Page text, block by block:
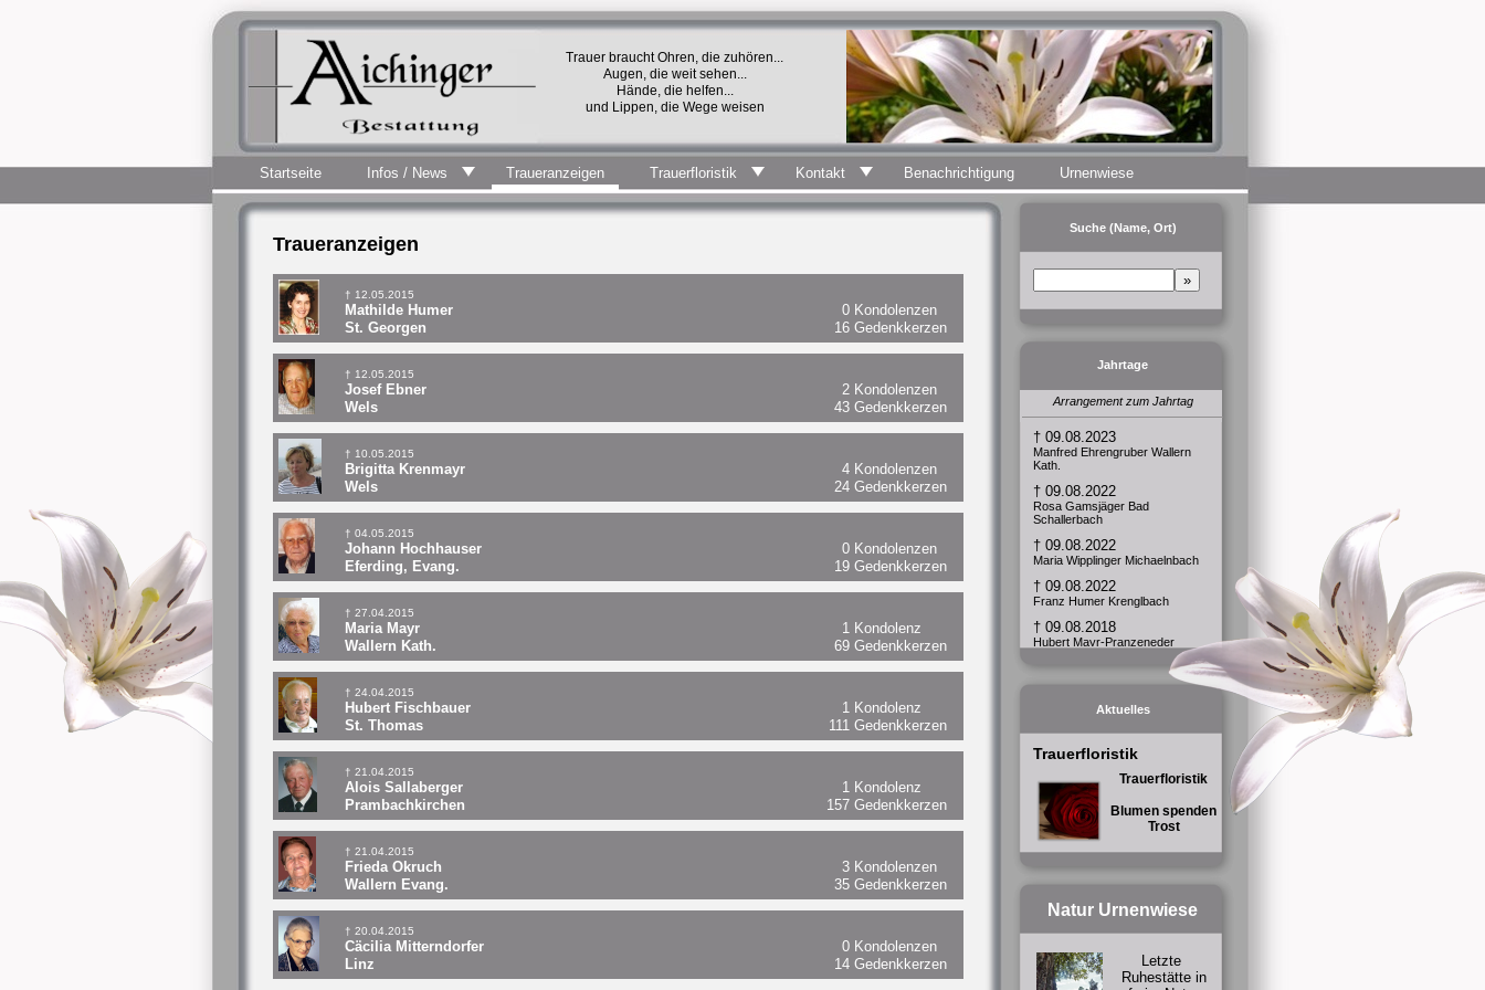
Startseite Infos / News Traueranzeigen Trauerfloristik Kontakt Benachrichtigung Urnenwiese
Traueranzeigen
† 12.05.2015
Mathilde Humer
St. Georgen
0 Kondolenzen
16 Gedenkkerzen
† 12.05.2015
Josef Ebner
Wels
2 Kondolenzen
43 Gedenkkerzen
† 10.05.2015
Brigitta Krenmayr
Wels
4 Kondolenzen
24 Gedenkkerzen
† 04.05.2015
Johann Hochhauser
Eferding, Evang.
0 Kondolenzen
19 Gedenkkerzen
† 27.04.2015
Maria Mayr
Wallern Kath.
1 Kondolenz
69 Gedenkkerzen
† 24.04.2015
Hubert Fischbauer
St. Thomas
1 Kondolenz
111 Gedenkkerzen
† 21.04.2015
Alois Sallaberger
Prambachkirchen
1 Kondolenz
157 Gedenkkerzen
† 21.04.2015
Frieda Okruch
Wallern Evang.
3 Kondolenzen
35 Gedenkkerzen
† 20.04.2015
Cäcilia Mitterndorfer
Linz
0 Kondolenzen
14 Gedenkkerzen
Suche (Name, Ort)
Jahrtage
Arrangement zum Jahrtag
† 09.08.2023
Manfred Ehrengruber Wallern
Kath.
† 09.08.2022
Rosa Gamsjäger Bad
Schallerbach
† 09.08.2022
Maria Wipplinger Michaelnbach
† 09.08.2022
Franz Humer Krenglbach
† 09.08.2018
Hubert Mayr-Pranzeneder
† 09.08.2018
Eferding Stadtpfarrkirche
Aktuelles
Trauerfloristik
Trauerfloristik
Blumen spenden
Trost
Natur Urnenwiese
Letzte
Ruhestätte in
Trauer braucht Ohren, die zuhören...
Augen, die weit sehen...
Hände, die helfen...
und Lippen, die Wege weisen